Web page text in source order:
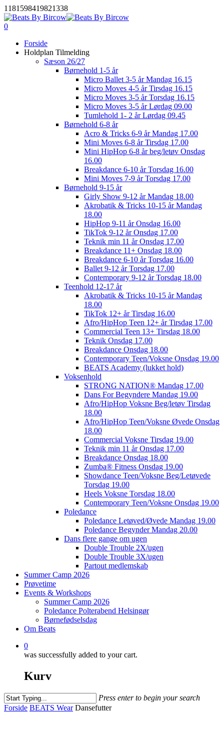
1181598419821338Skip
to
0
Forside
Holdplan Tilmelding
Sæson 26/27
Børnehold 1-5 år
Micro Ballet 3-5 år Mandag 16.15
Micro Moves 4-5 år Tirsdag 16.15
Micro Moves 3-5 år Torsdag 16.15
Micro Moves 3-5 år Lørdag 09.00
Tumlehold 1- 2 år Lørdag 09.45
Børnehold 6-8 år
Acro & Tricks 6-9 år Mandag 17.00
Mini Moves 6-8 år Tirsdag 17.00
Mini HipHop 6-8 år beg/letøv Onsdag
16.00
Breakdance 6-10 år Torsdag 16.00
Mini Moves 7-9 år Torsdag 17.00
Børnehold 9-15 år
Girly Show 9-12 år Mandag 18.00
Akrobatik & Tricks 10-15 år Mandag
18.00
HipHop 9-11 år Onsdag 16.00
TikTok 9-12 år Onsdag 17.00
Teknik min 11 år Onsdag 17.00
Breakdance 11+ Onsdag 18.00
Breakdance 6-10 år Torsdag 16.00
Ballet 9-12 år Torsdag 17.00
Contemporary 9-12 år Torsdag 18.00
Teenhold 12-17 år
Akrobatik & Tricks 10-15 år Mandag
18.00
TikTok 12+ år Tirsdag 16.00
Afro/HipHop Teen 12+ år Tirsdag 17.00
Commercial Teen 13+ Tirsdag 18.00
Teknik Onsdag 17.00
Breakdance Onsdag 18.00
Contemporary Teen/Voksne Onsdag 19.00
BEATS Academy (lukket hold)
Voksenhold
STRONG NATION® Mandag 17.00
Dans For Begyndere Mandag 19.00
Afro/HipHop Voksne Beg/letøv Tirsdag
18.00
Afro/HipHop Teen/Voksne Øvede Onsdag
18.00
Commercial Voksne Tirsdag 19.00
Teknik min 11 år Onsdag 17.00
Breakdance Onsdag 18.00
Zumba® Fitness Onsdag 19.00
Showdance Teen/Voksne Beg/Letøvede
Torsdag 19.00
Heels Voksne Torsdag 18.00
Contemporary Teen/Voksne Onsdag 19.00
Poledance
Poledance Letøved/Øvede Mandag 19.00
Poledance Begynder Mandag 20.00
Dans flere gange om ugen
Double Trouble 2X/ugen
Double Trouble 3X/ugen
Partout medlemskab
Summer Camp 2026
Prøvetime
Events & Workshops
Summer Camp 2026
Poledance Polterabend Helsingør
Børnefødselsdag
Om Beats
0
was successfully added to your cart.
Kurv
Press enter to begin your search
Close
Forside BEATS Wear Dansefutter